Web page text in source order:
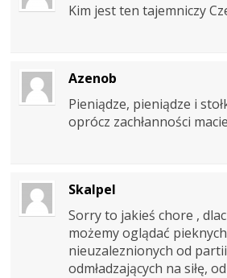
Kim jest ten tajemniczy
Azenob
Pieniądze, pieniądze i
oprócz zachłanności
Skalpel
Sorry to jakieś chore ,
możemy oglądać
nieuzaleznionych od
odmładzających na siłę,